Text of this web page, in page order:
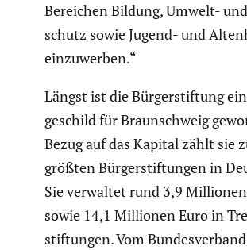
Bereichen Bildung, Umwelt-
schutz sowie Jugend- und
einzu­werben.“
Längst ist die Bürger­stif­tung
ge­schild für Braun­schweig
Bezug auf das Kapital zählt sie
größten Bürger­stif­tungen in
Sie verwaltet rund 3,9
sowie 14,1 Millionen Euro in
stif­tungen. Vom Bundes­ver­band